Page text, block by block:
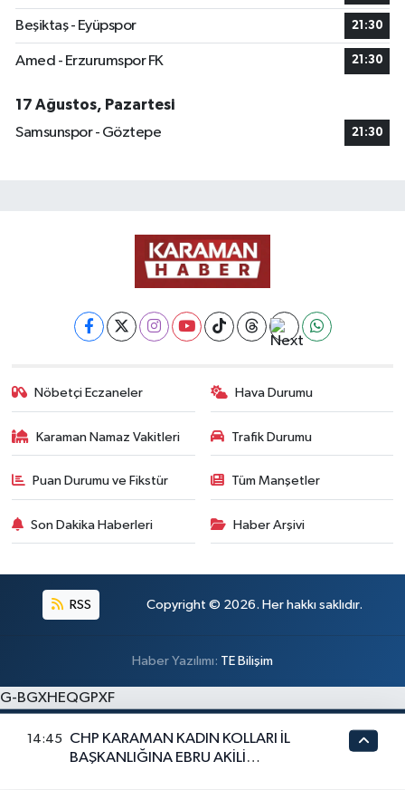
Beşiktaş - Eyüpspor 21:30
Amed - Erzurumspor FK 21:30
17 Ağustos, Pazartesi
Samsunspor - Göztepe
21:30
Nöbetçi Eczaneler Hava Durumu
Karaman Namaz Vakitleri Trafik Durumu
Puan Durumu ve Fikstür Tüm Manşetler
Son Dakika Haberleri Haber Arşivi
RSS Copyright © 2026. Her hakkı saklıdır.
Haber Yazılımı: TE Bilişim
G-BGXHEQGPXF
14:45
CHP KARAMAN KADIN KOLLARI İL
BAŞKANLIĞINA EBRU AKİLİ